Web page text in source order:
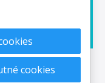
zadarmo
cookies